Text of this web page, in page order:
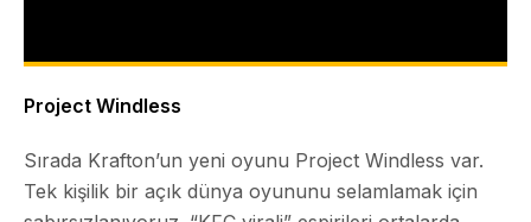
Project Windless
Sırada Krafton’un yeni oyunu Project Windless var.
Tek kişilik bir açık dünya oyununu selamlamak için